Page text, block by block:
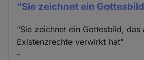
"Sie zeichnet ein
"Sie zeichnet ein Gottesbild, das
Existenzrechte verwirkt hat"
-